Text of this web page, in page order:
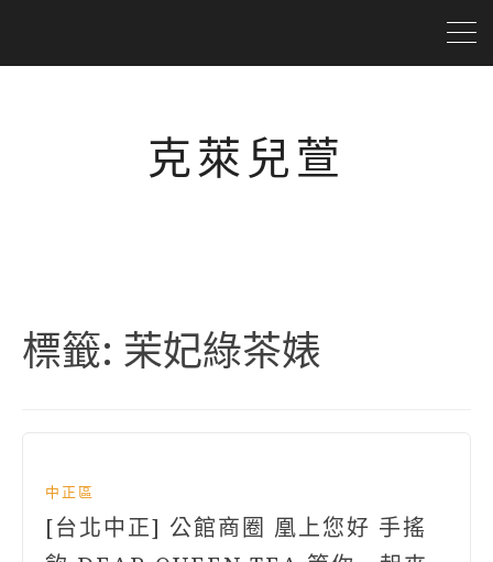
克萊兒萱
標籤: 茉妃綠茶婊
中正區
[台北中正] 公館商圈 凰上您好 手搖